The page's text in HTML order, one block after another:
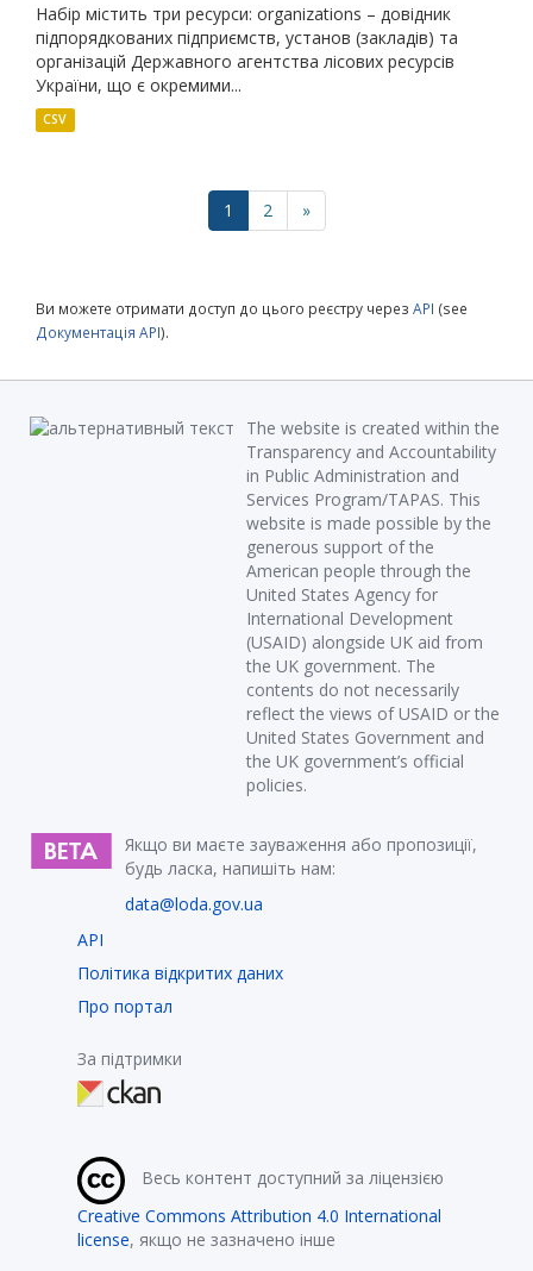
Набір містить три ресурси: organizations – довідник
підпорядкованих підприємств, установ (закладів) та
організацій Державного агентства лісових ресурсів
України, що є окремими...
CSV
1 2 »
Ви можете отримати доступ до цього реєстру через API (see
Документація API).
The website is created within the
Transparency and Accountability
in Public Administration and
Services Program/TAPAS. This
website is made possible by the
generous support of the
American people through the
United States Agency for
International Development
(USAID) alongside UK aid from
the UK government. The
contents do not necessarily
reflect the views of USAID or the
United States Government and
the UK government’s official
policies.
Якщо ви маєте зауваження або пропозиції,
будь ласка, напишіть нам:
data@loda.gov.ua
API
Політика відкритих даних
Про портал
За підтримки
Весь контент доступний за ліцензією
Creative Commons Attribution 4.0 International
license, якщо не зазначено інше